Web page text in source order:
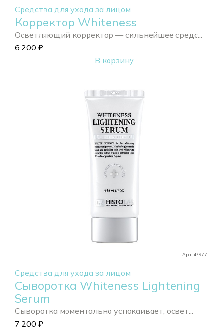
Средства для ухода за лицом
Корректор Whiteness
Осветляющий корректор — сильнейшее средс...
6 200 ₽
В корзину
Арт. 47977
Средства для ухода за лицом
Сыворотка Whiteness Lightening
Serum
Сыворотка моментально успокаивает, освет...
7 200 ₽